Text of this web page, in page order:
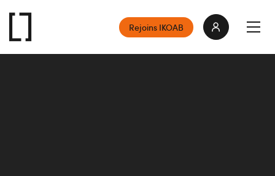
Rejoins IKOAB